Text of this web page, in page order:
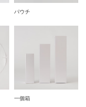
パウチ
一個箱